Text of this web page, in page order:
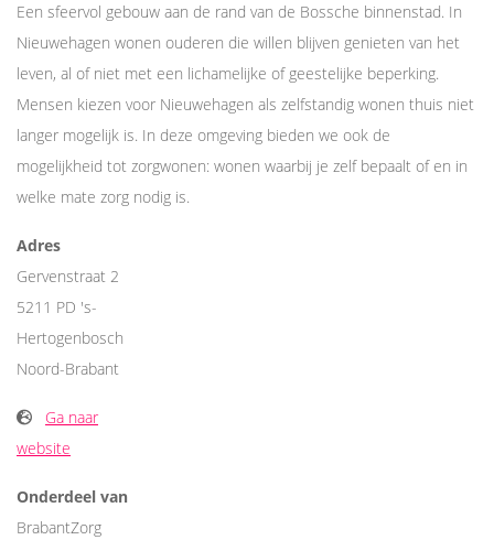
Een sfeervol gebouw aan de rand van de Bossche binnenstad. In
Nieuwehagen wonen ouderen die willen blijven genieten van het
leven, al of niet met een lichamelijke of geestelijke beperking.
Mensen kiezen voor Nieuwehagen als zelfstandig wonen thuis niet
langer mogelijk is. In deze omgeving bieden we ook de
mogelijkheid tot zorgwonen: wonen waarbij je zelf bepaalt of en in
welke mate zorg nodig is.
Adres
Gervenstraat 2
5211 PD 's-
Hertogenbosch
Noord-Brabant
Ga naar
website
Onderdeel van
BrabantZorg